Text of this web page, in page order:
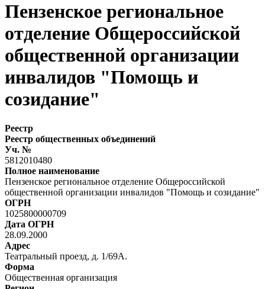
Пензенское региональное
отделение Общероссийской
общественной организации
инвалидов "Помощь и
созидание"
Реестр
Реестр общественных объединений
Уч. №
5812010480
Полное наименование
Пензенское региональное отделение Общероссийской
общественной организации инвалидов "Помощь и созидание"
ОГРН
1025800000709
Дата ОГРН
28.09.2000
Адрес
Театральный проезд, д. 1/69А.
Форма
Общественная организация